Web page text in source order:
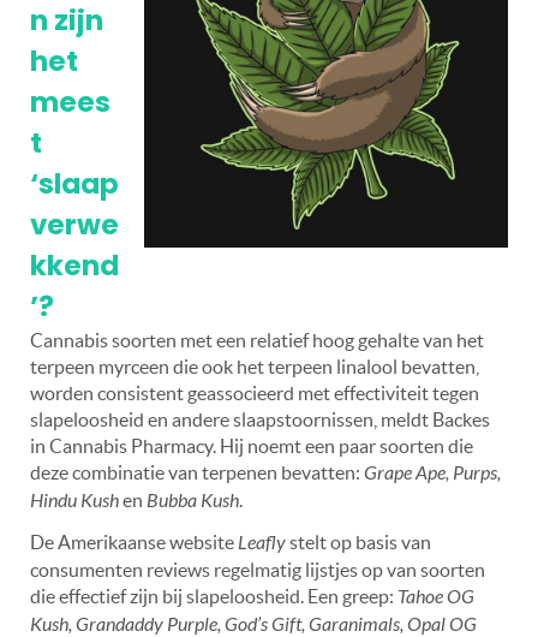
n zijn
het
mees
t
‘slaap
verwe
kkend
’?
Cannabis soorten met een relatief hoog gehalte van het
terpeen myrceen die ook het terpeen linalool bevatten,
worden consistent geassocieerd met effectiviteit tegen
slapeloosheid en andere slaapstoornissen, meldt Backes
in Cannabis Pharmacy. Hij noemt een paar soorten die
deze combinatie van terpenen bevatten: Grape Ape, Purps,
Hindu Kushen Bubba Kush.
De Amerikaanse websiteLeaflystelt op basis van
consumenten reviews regelmatig lijstjes op van soorten
die effectief zijn bij slapeloosheid. Een greep: Tahoe OG
Kush, Grandaddy Purple, God’s Gift, Garanimals, Opal OG